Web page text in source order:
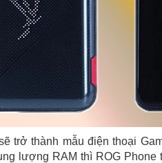
trở thành mẫu điện thoại
lượng RAM thì ROG